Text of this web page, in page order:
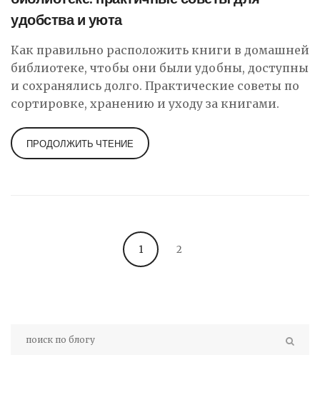
удобства и уюта
Как правильно расположить книги в домашней
библиотеке, чтобы они были удобны, доступны
и сохранялись долго. Практические советы по
сортировке, хранению и уходу за книгами.
ПРОДОЛЖИТЬ ЧТЕНИЕ
1 2